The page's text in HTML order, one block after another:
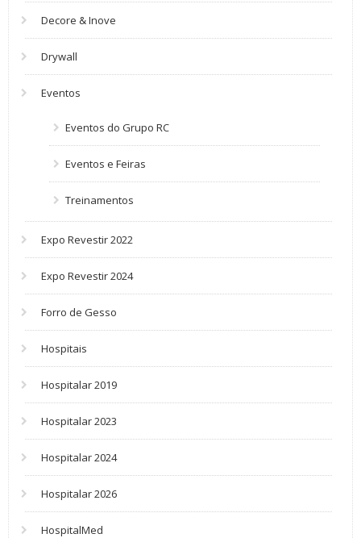
Decore & Inove
Drywall
Eventos
Eventos do Grupo RC
Eventos e Feiras
Treinamentos
Expo Revestir 2022
Expo Revestir 2024
Forro de Gesso
Hospitais
Hospitalar 2019
Hospitalar 2023
Hospitalar 2024
Hospitalar 2026
HospitalMed